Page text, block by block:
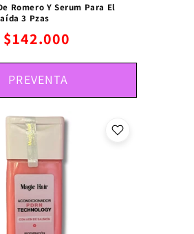
Romero Y Serum Para El
3 Pzas
$142.000
PREVENTA